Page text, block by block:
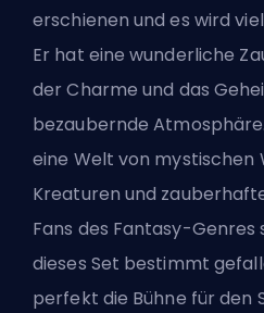
erschienen und es wird
Er hat eine wunderliche
der Charme und das
bezaubernde
eine Welt von mystischen
Kreaturen und
Fans des Fantasy-Genres
dieses Set bestimmt
perfekt die Bühne für den